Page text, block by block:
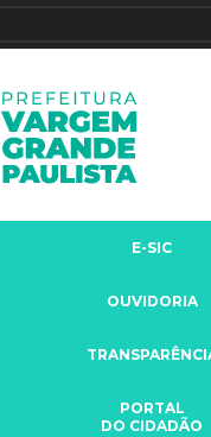
E-SIC
OUVIDORIA
PORTAL
DO CIDADÃO